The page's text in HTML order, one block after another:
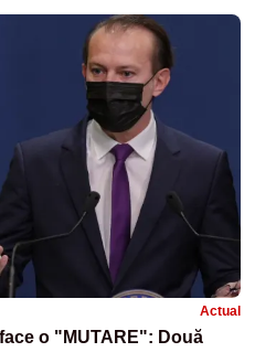
Actual
o "MUTARE": Două